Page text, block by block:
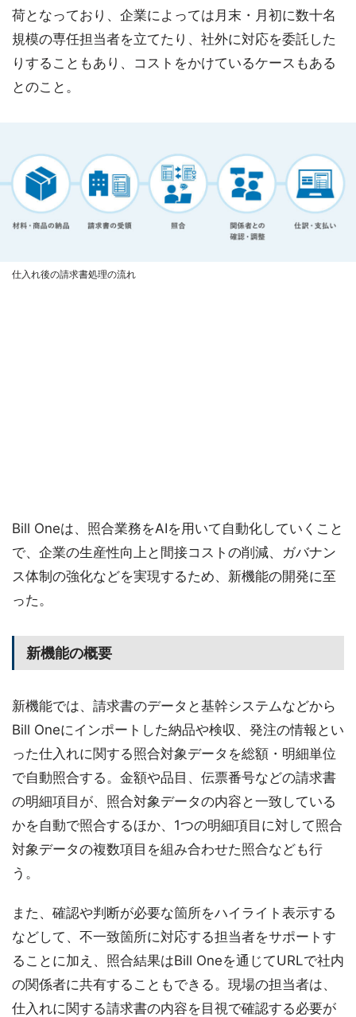
荷となっており、企業によっては月末・月初に数十名
規模の専任担当者を立てたり、社外に対応を委託した
りすることもあり、コストをかけているケースもある
とのこと。
仕入れ後の請求書処理の流れ
Bill Oneは、照合業務をAIを用いて自動化していくこと
で、企業の生産性向上と間接コストの削減、ガバナン
ス体制の強化などを実現するため、新機能の開発に至
った。
新機能の概要
新機能では、請求書のデータと基幹システムなどから
Bill Oneにインポートした納品や検収、発注の情報とい
った仕入れに関する照合対象データを総額・明細単位
で自動照合する。金額や品目、伝票番号などの請求書
の明細項目が、照合対象データの内容と一致している
かを自動で照合するほか、1つの明細項目に対して照合
対象データの複数項目を組み合わせた照合なども行
う。
また、確認や判断が必要な箇所をハイライト表示する
などして、不一致箇所に対応する担当者をサポートす
ることに加え、照合結果はBill Oneを通じてURLで社内
の関係者に共有することもできる。現場の担当者は、
仕入れに関する請求書の内容を目視で確認する必要が